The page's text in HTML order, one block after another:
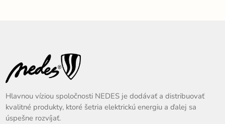
Hlavnou víziou spoločnosti NEDES je dodávať a distribuovať
kvalitné produkty, ktoré šetria elektrickú energiu a ďalej sa
úspešne rozvíjať.